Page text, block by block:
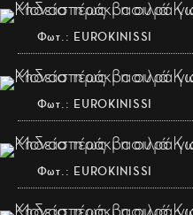
Φωτ.: EUROKINISSI
Φωτ.: EUROKINISSI
Φωτ.: EUROKINISSI